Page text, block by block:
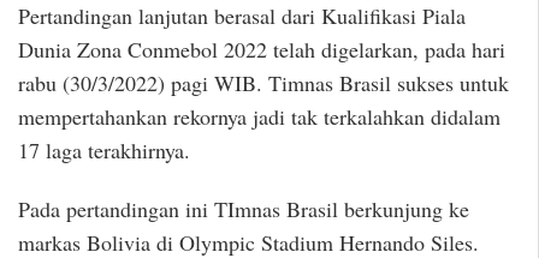
n
Pertandingan lanjutan berasal dari Kualifikasi Piala
Dunia Zona Conmebol 2022 telah digelarkan, pada hari
rabu (30/3/2022) pagi WIB. Timnas Brasil sukses untuk
mempertahankan rekornya jadi tak terkalahkan didalam
17 laga terakhirnya.
Pada pertandingan ini TImnas Brasil berkunjung ke
markas Bolivia di Olympic Stadium Hernando Siles.